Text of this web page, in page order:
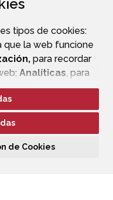
tipos de cookies:
que la web funcione
para recordar
Analíticas, para
web y sus servicios.
todas”
Si pulsa el botón
cookies técnicas
de Cookies